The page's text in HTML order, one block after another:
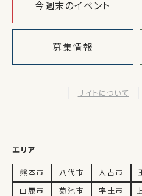
今週末のイベント
募集情報
サイトについて
エリア
熊本市 八代市 人吉市
山鹿市
菊池市 宇土市